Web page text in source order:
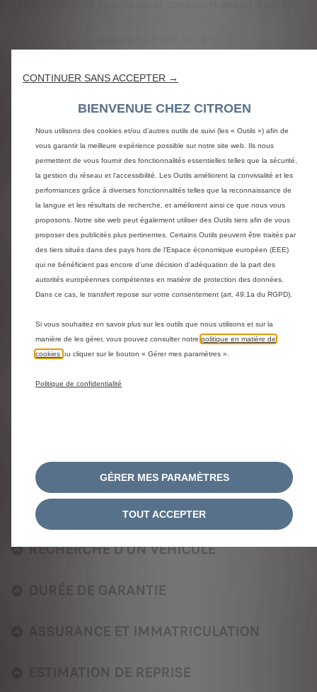
Questions et réponses
CITROËN STORE - UNE EQUIPE DE
ECONSEILLER A VOTRE ECOUTE
NOUVEAU CERTIFICAT D'ECONOMIE
D'ENERGIE
CONFIGURATION
CONDITIONS GÉNÉRALES DE VENTE
RECHERCHE D'UN VÉHICULE
DURÉE DE GARANTIE
ASSURANCE ET IMMATRICULATION
ESTIMATION DE REPRISE
CONTINUER SANS ACCEPTER →
BIENVENUE CHEZ CITROEN
Nous utilisons des cookies et/ou d’autres outils de suivi (les « Outils ») afin de
vous garantir la meilleure expérience possible sur notre site web. Ils nous
permettent de vous fournir des fonctionnalités essentielles telles que la sécurité,
la gestion du réseau et l’accessibilité. Les Outils améliorent la convivialité et les
performances grâce à diverses fonctionnalités telles que la reconnaissance de
la langue et les résultats de recherche, et améliorent ainsi ce que nous vous
proposons. Notre site web peut également utiliser des Outils tiers afin de vous
proposer des publicités plus pertinentes. Certains Outils peuvent être traités par
des tiers situés dans des pays hors de l'Espace économique européen (EEE)
qui ne bénéficient pas encore d'une décision d'adéquation de la part des
autorités européennes compétentes en matière de protection des données.
Dans ce cas, le transfert repose sur votre consentement (art. 49.1a du RGPD).
Si vous souhaitez en savoir plus sur les outils que nous utilisons et sur la
manière de les gérer, vous pouvez consulter notre politique en matière de
cookies ou cliquer sur le bouton « Gérer mes paramètres ».
Politique de confidentialité
GÉRER MES PARAMÈTRES
TOUT ACCEPTER